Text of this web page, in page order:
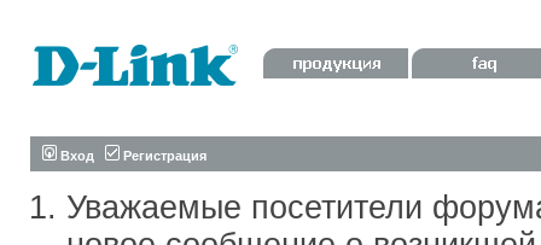
Вход Регистрация
Уважаемые посетители